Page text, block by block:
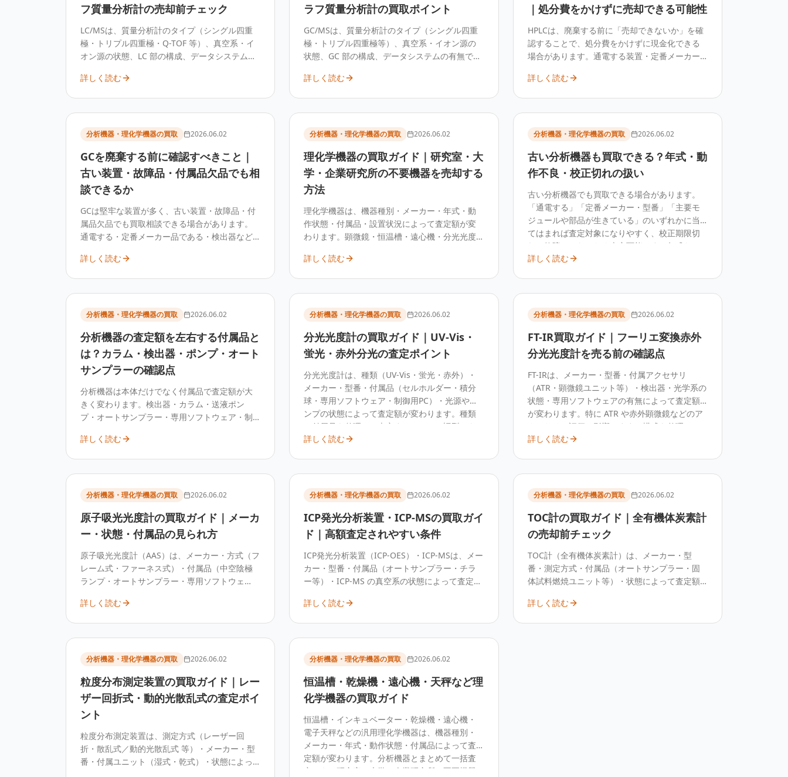
フ質量分析計の売却前チェック
LC/MSは、質量分析計のタイプ（シングル四重
極・トリプル四重極・Q-TOF 等）、真空系・イ
オン源の状態、LC 部の構成、データシステム
ます。高額な装置のため、廃棄前に構成を整理
詳しく読む
ラフ質量分析計の買取ポイント
GC/MSは、質量分析計のタイプ（シングル四重
極・トリプル四重極等）、真空系・イオン源の
状態、GC 部の構成、データシステムの有無で査
め、廃棄や下取りの前に構成を整理して専門業
詳しく読む
｜処分費をかけずに売却できる可能性
HPLCは、廃棄する前に「売却できないか」を確
認することで、処分費をかけずに現金化できる
場合があります。通電する装置・定番メーカー
可能性が高く、廃棄では費用が発生する一方、
詳しく読む
分析機器・理化学機器の買取 2026.06.02
GCを廃棄する前に確認すべきこと｜
古い装置・故障品・付属品欠品でも相
談できるか
GCは堅牢な装置が多く、古い装置・故障品・付
属品欠品でも買取相談できる場合があります。
通電する・定番メーカー品である・検出器など
ます。廃棄して処分費をかける前に、まず査定
詳しく読む
分析機器・理化学機器の買取 2026.06.02
理化学機器の買取ガイド｜研究室・大
学・企業研究所の不要機器を売却する
方法
理化学機器は、機器種別・メーカー・年式・動
作状態・付属品・設置状況によって査定額が変
わります。顕微鏡・恒温槽・遠心機・分光光度
大学・企業研究所の不要機器を一括で査定・売
詳しく読む
分析機器・理化学機器の買取 2026.06.02
古い分析機器も買取できる？年式・動
作不良・校正切れの扱い
古い分析機器でも買取できる場合があります。
「通電する」「定番メーカー・型番」「主要モ
ジュールや部品が生きている」のいずれかに当
てはまれば査定対象になりやすく、校正期限切
れは故障ではないため査定可能です。年式だけ
で廃棄を決める前に、型番と状態をお知らせく
詳しく読む
分析機器・理化学機器の買取 2026.06.02
分析機器の査定額を左右する付属品と
は？カラム・検出器・ポンプ・オート
サンプラーの確認点
分析機器は本体だけでなく付属品で査定額が大
きく変わります。検出器・カラム・送液ポン
プ・オートサンプラー・専用ソフトウェア・制
のまま運用しやすく評価が安定します。売却前
詳しく読む
分析機器・理化学機器の買取 2026.06.02
分光光度計の買取ガイド｜UV-Vis・
蛍光・赤外分光の査定ポイント
分光光度計は、種類（UV-Vis・蛍光・赤外）・
メーカー・型番・付属品（セルホルダー・積分
球・専用ソフトウェア・制御用PC）・光源やラ
ンプの状態によって査定額が変わります。種類
と付属品を整理して査定することで、旧型でも
売却できる可能性があります。
詳しく読む
分析機器・理化学機器の買取 2026.06.02
FT-IR買取ガイド｜フーリエ変換赤外
分光光度計を売る前の確認点
FT-IRは、メーカー・型番・付属アクセサリ
（ATR・顕微鏡ユニット等）・検出器・光学系の
状態・専用ソフトウェアの有無によって査定額
が変わります。特に ATR や赤外顕微鏡などのア
クセサリは評価に影響します。構成を整理して
査定するのが確実です。
詳しく読む
分析機器・理化学機器の買取 2026.06.02
原子吸光光度計の買取ガイド｜メーカ
ー・状態・付属品の見られ方
原子吸光光度計（AAS）は、メーカー・方式（フ
レーム式・ファーネス式）・付属品（中空陰極
ランプ・オートサンプラー・専用ソフトウェ
分析の定番装置として中古需要があり、構成を
詳しく読む
分析機器・理化学機器の買取 2026.06.02
ICP発光分析装置・ICP-MSの買取ガイ
ド｜高額査定されやすい条件
ICP発光分析装置（ICP-OES）・ICP-MSは、メー
カー・型番・付属品（オートサンプラー・チラ
ー等）・ICP-MS の真空系の状態によって査定額
需要があり、構成と状態を整理して査定するこ
詳しく読む
分析機器・理化学機器の買取 2026.06.02
TOC計の買取ガイド｜全有機体炭素計
の売却前チェック
TOC計（全有機体炭素計）は、メーカー・型
番・測定方式・付属品（オートサンプラー・固
体試料燃焼ユニット等）・状態によって査定額
われる定番装置として中古需要があり、構成を
詳しく読む
分析機器・理化学機器の買取 2026.06.02
粒度分布測定装置の買取ガイド｜レー
ザー回折式・動的光散乱式の査定ポイ
ント
粒度分布測定装置は、測定方式（レーザー回
折・散乱式／動的光散乱式 等）・メーカー・型
番・付属ユニット（湿式・乾式）・状態によっ
分析機器・理化学機器の買取 2026.06.02
恒温槽・乾燥機・遠心機・天秤など理
化学機器の買取ガイド
恒温槽・インキュベーター・乾燥機・遠心機・
電子天秤などの汎用理化学機器は、機器種別・
メーカー・年式・動作状態・付属品によって査
定額が変わります。分析機器とまとめて一括査
定でき、研究室・大学・企業研究所の不要機器